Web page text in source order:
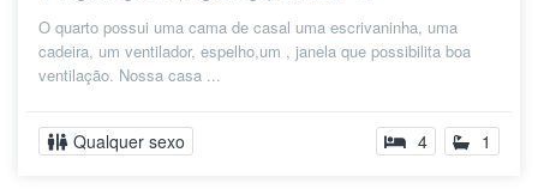
O quarto possui uma cama de casal uma escrivaninha, uma
cadeira, um ventilador, espelho,um , janela que possibilita boa
ventilação. Nossa casa ...
Qualquer sexo 4 1